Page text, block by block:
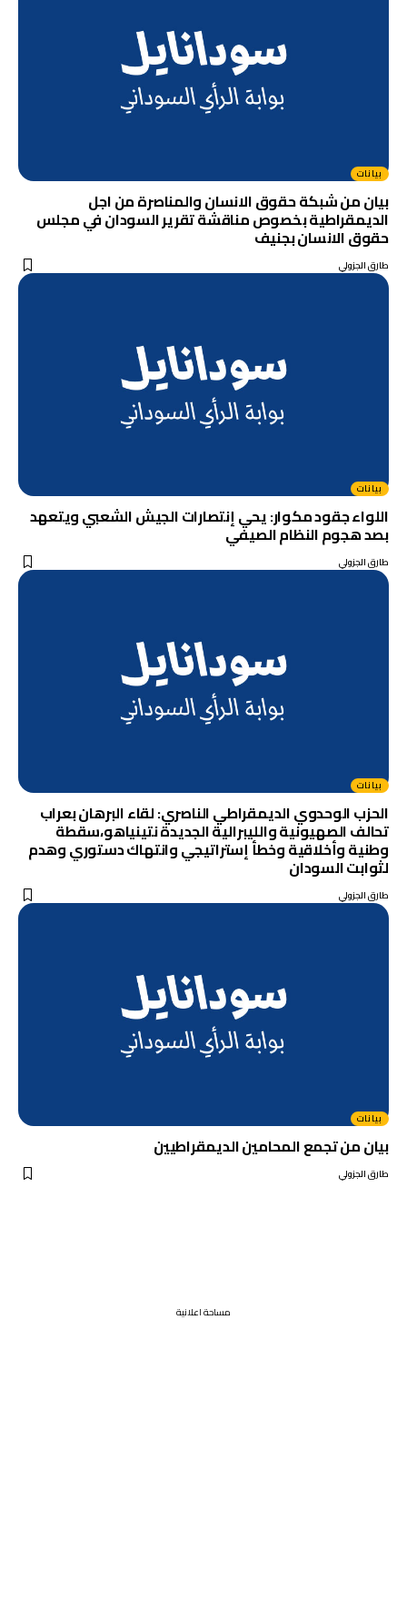
بيانات
بيان من شبكة حقوق الانسان والمناصرة من اجل
الديمقراطية بخصوص مناقشة تقرير السودان في مجلس
حقوق الانسان بجنيف
طارق الجزولي
بيانات
اللواء جقود مكوار: يحي إنتصارات الجيش الشعبي ويتعهد
بصد هجوم النظام الصيفي
طارق الجزولي
بيانات
الحزب الوحدوي الديمقراطي الناصري: لقاء البرهان بعراب
تحالف الصهيونية والليبرالية الجديدة نتينياهو،سقطة
وطنية وأخلاقية وخطأ إستراتيجي وانتهاك دستوري وهدم
لثوابت السودان
طارق الجزولي
بيانات
بيان من تجمع المحامين الديمقراطيين
طارق الجزولي
مساحة اعلانية